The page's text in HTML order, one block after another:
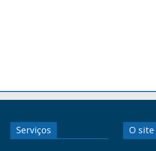
Serviços O site